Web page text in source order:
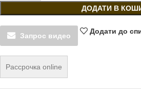
ДОДАТИ В
Запрос видео
Додати до
Рассрочка online